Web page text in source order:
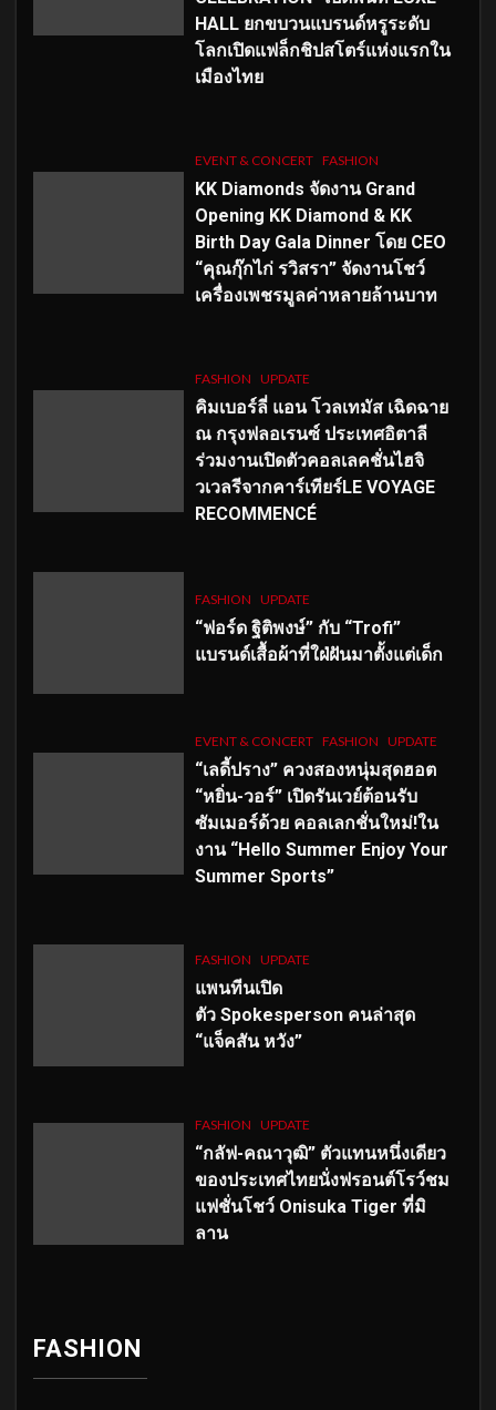
HALL ยกขบวนแบรนด์หรูระดับ
โลกเปิดแฟล็กชิปสโตร์แห่งแรกใน
เมืองไทย
EVENT & CONCERT FASHION
KK Diamonds จัดงาน Grand
Opening KK Diamond & KK
Birth Day Gala Dinner โดย CEO
“คุณกุ๊กไก่ รวิสรา” จัดงานโชว์
เครื่องเพชรมูลค่าหลายล้านบาท
FASHION UPDATE
คิมเบอร์ลี่ แอน โวลเทมัส เฉิดฉาย
ณ กรุงฟลอเรนซ์ ประเทศอิตาลี
ร่วมงานเปิดตัวคอลเลคชั่นไฮจิ
วเวลรีจากคาร์เทียร์LE VOYAGE
RECOMMENCÉ
FASHION UPDATE
“ฟอร์ด ฐิติพงษ์” กับ “Trofi”
แบรนด์เสื้อผ้าที่ใฝ่ฝันมาตั้งแต่เด็ก
EVENT & CONCERT FASHION UPDATE
“เลดี้ปราง” ควงสองหนุ่มสุดฮอต
“หยิ่น-วอร์” เปิดรันเวย์ต้อนรับ
ซัมเมอร์ด้วย คอลเลกชั่นใหม่!ใน
งาน “Hello Summer Enjoy Your
Summer Sports”
FASHION UPDATE
แพนทีนเปิด
ตัว Spokesperson คนล่าสุด
“แจ็คสัน หวัง”
FASHION UPDATE
“กลัฟ-คณาวุฒิ” ตัวแทนหนึ่งเดียว
ของประเทศไทยนั่งฟรอนต์โรว์ชม
แฟชั่นโชว์ Onisuka Tiger ที่มิ
ลาน
FASHION